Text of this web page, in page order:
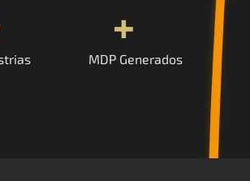
+
MDP Generados